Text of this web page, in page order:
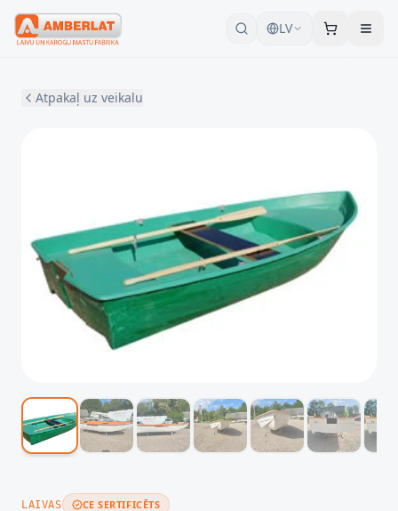
LV
Atpakaļ uz veikalu
LAIVAS CE SERTIFICĒTS